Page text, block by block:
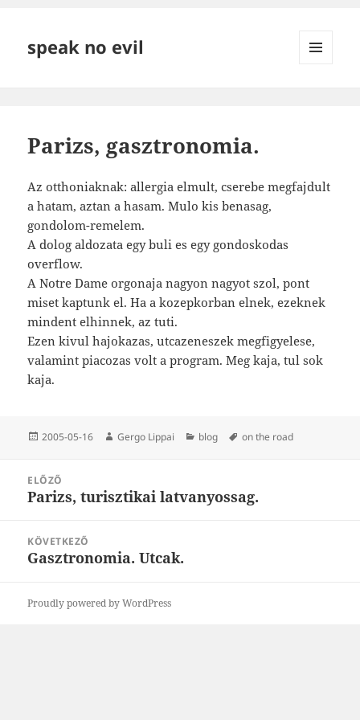
speak no evil
Parizs, gasztronomia.
Az otthoniaknak: allergia elmult, cserebe megfajdult
a hatam, aztan a hasam. Mulo kis benasag,
gondolom-remelem.
A dolog aldozata egy buli es egy gondoskodas
overflow.
A Notre Dame orgonaja nagyon nagyot szol, pont
miset kaptunk el. Ha a kozepkorban elnek, ezeknek
mindent elhinnek, az tuti.
Ezen kivul hajokazas, utcazeneszek megfigyelese,
valamint piacozas volt a program. Meg kaja, tul sok
kaja.
Közzétéve
2005-05-16 Szerző
Gergo Lippai Kategória
blog Címke
on the road
navigáció
ELŐZŐ
Korábbi
Parizs, turisztikai latvanyossag.
KÖVETKEZŐ
Következő
Gasztronomia. Utcak.
Proudly powered by WordPress